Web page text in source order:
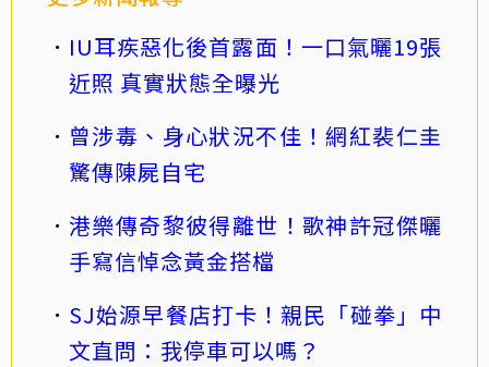
IU耳疾惡化後首露面！一口氣曬19張
近照 真實狀態全曝光
曾涉毒、身心狀況不佳！網紅裴仁圭
驚傳陳屍自宅
港樂傳奇黎彼得離世！歌神許冠傑曬
手寫信悼念黃金搭檔
SJ始源早餐店打卡！親民「碰拳」中
文直問：我停車可以嗎？